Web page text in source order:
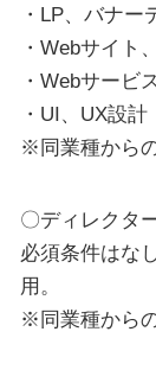
・LP、バナー
・Webサイト
・Webサービ
・UI、UX設計
※同業種から
〇ディレクタ
必須条件はな
用。
※同業種から